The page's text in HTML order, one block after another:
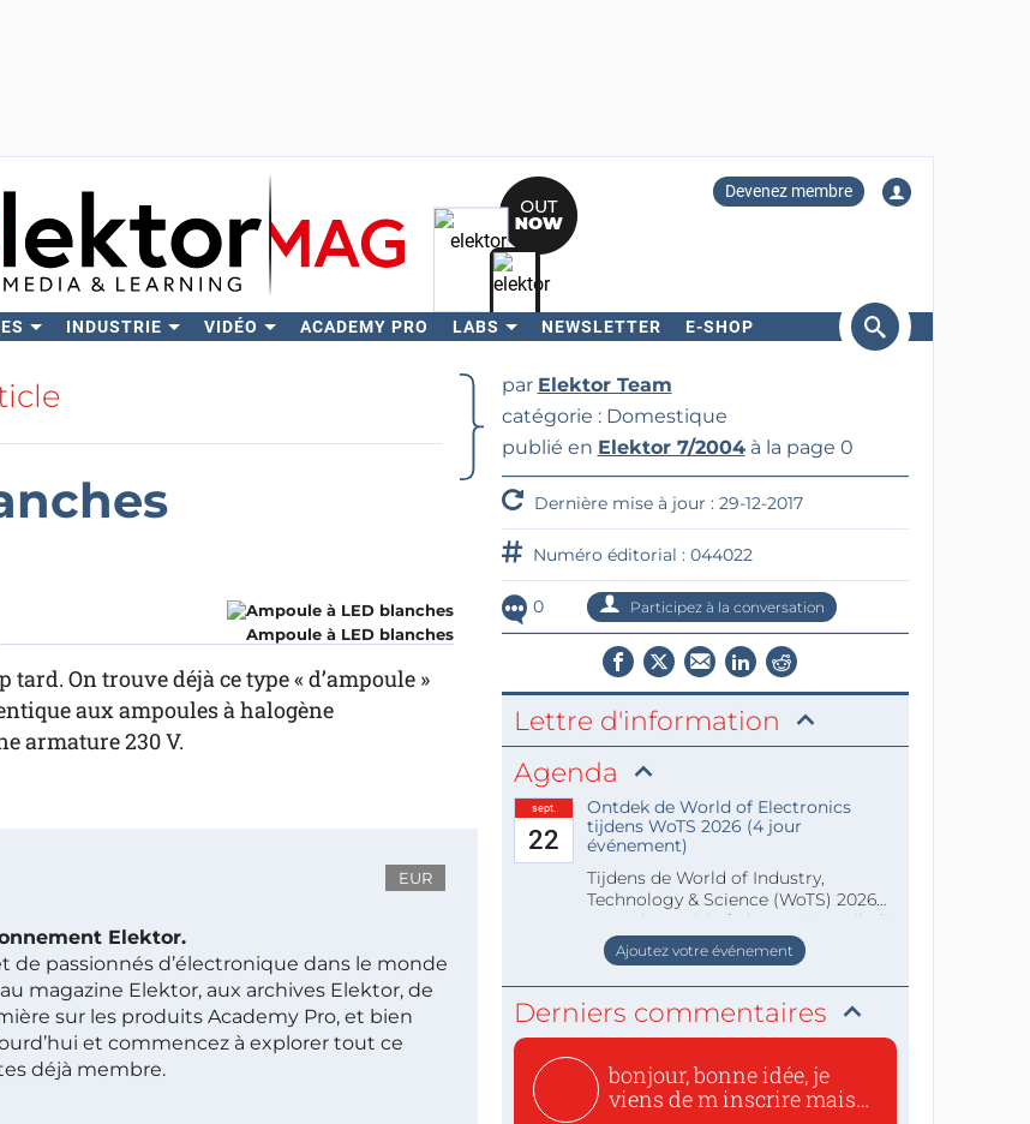
Devenez membre
INDUSTRIE VIDÉO ACADEMY PRO LABS NEWSLETTER E-SHOP
Rechercher
Ampoule à LED blanches
On trouve déjà ce type « d’ampoule »
aux ampoules à halogène
armature 230 V.
EUR
Elektor.
de passionnés d’électronique dans le monde
magazine Elektor, aux archives Elektor, de
sur les produits Academy Pro, et bien
et commencez à explorer tout ce
déjà membre.
par Elektor Team
catégorie : Domestique
publié en Elektor 7/2004à la page 0
Dernière mise à jour : 29-12-2017
Numéro éditorial : 044022
0 Participez à la conversation
Lettre d'information
Agenda
sept.
22
Ontdek de World of Electronics
tijdens WoTS 2026 (4 jour
événement)
Tijdens de World of Industry,
Technology & Science (WoTS) 2026
staat de World of Electronics volledi
Ajoutez votre événement
Derniers commentaires
bonjour, bonne idée, je
viens de m inscrire mais